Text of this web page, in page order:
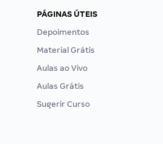
PÁGINAS ÚTEIS
Depoimentos
Material Grátis
Aulas ao Vivo
Aulas Grátis
Sugerir Curso